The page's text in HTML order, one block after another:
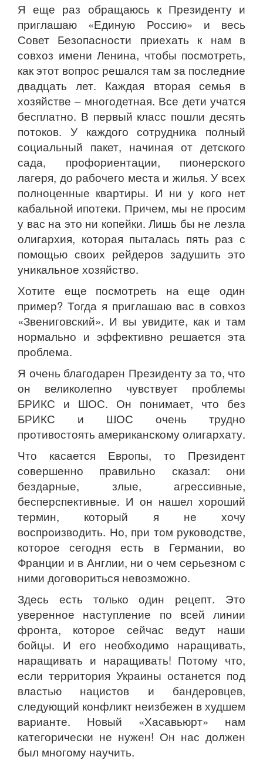
Я еще раз обращаюсь к Президенту и
приглашаю «Единую Россию» и весь
Совет Безопасности приехать к нам в
совхоз имени Ленина, чтобы посмотреть,
как этот вопрос решался там за последние
двадцать лет. Каждая вторая семья в
хозяйстве – многодетная. Все дети учатся
бесплатно. В первый класс пошли десять
потоков. У каждого сотрудника полный
социальный пакет, начиная от детского
сада, профориентации, пионерского
лагеря, до рабочего места и жилья. У всех
полноценные квартиры. И ни у кого нет
кабальной ипотеки. Причем, мы не просим
у вас на это ни копейки. Лишь бы не лезла
олигархия, которая пыталась пять раз с
помощью своих рейдеров задушить это
уникальное хозяйство.
Хотите еще посмотреть на еще один
пример? Тогда я приглашаю вас в совхоз
«Звениговский». И вы увидите, как и там
нормально и эффективно решается эта
проблема.
Я очень благодарен Президенту за то, что
он великолепно чувствует проблемы
БРИКС и ШОС. Он понимает, что без
БРИКС и ШОС очень трудно
противостоять американскому олигархату.
Что касается Европы, то Президент
совершенно правильно сказал: они
бездарные, злые, агрессивные,
бесперспективные. И он нашел хороший
термин, который я не хочу
воспроизводить. Но, при том руководстве,
которое сегодня есть в Германии, во
Франции и в Англии, ни о чем серьезном с
ними договориться невозможно.
Здесь есть только один рецепт. Это
уверенное наступление по всей линии
фронта, которое сейчас ведут наши
бойцы. И его необходимо наращивать,
наращивать и наращивать! Потому что,
если территория Украины останется под
властью нацистов и бандеровцев,
следующий конфликт неизбежен в худшем
варианте. Новый «Хасавьюрт» нам
категорически не нужен! Он нас должен
был многому научить.